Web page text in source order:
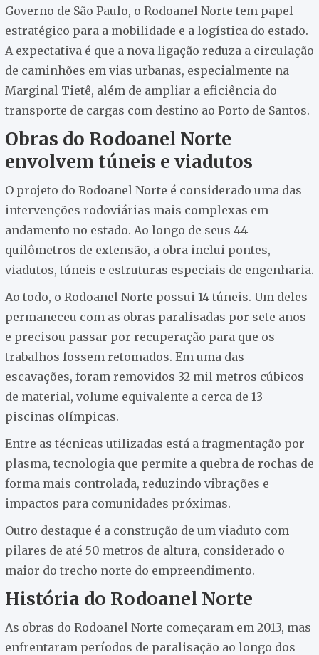
Governo de São Paulo, o Rodoanel Norte tem papel
estratégico para a mobilidade e a logística do estado.
A expectativa é que a nova ligação reduza a circulação
de caminhões em vias urbanas, especialmente na
Marginal Tietê, além de ampliar a eficiência do
transporte de cargas com destino ao Porto de Santos.
Obras do Rodoanel Norte
envolvem túneis e viadutos
O projeto do Rodoanel Norte é considerado uma das
intervenções rodoviárias mais complexas em
andamento no estado. Ao longo de seus 44
quilômetros de extensão, a obra inclui pontes,
viadutos, túneis e estruturas especiais de engenharia.
Ao todo, o Rodoanel Norte possui 14 túneis. Um deles
permaneceu com as obras paralisadas por sete anos
e precisou passar por recuperação para que os
trabalhos fossem retomados. Em uma das
escavações, foram removidos 32 mil metros cúbicos
de material, volume equivalente a cerca de 13
piscinas olímpicas.
Entre as técnicas utilizadas está a fragmentação por
plasma, tecnologia que permite a quebra de rochas de
forma mais controlada, reduzindo vibrações e
impactos para comunidades próximas.
Outro destaque é a construção de um viaduto com
pilares de até 50 metros de altura, considerado o
maior do trecho norte do empreendimento.
História do Rodoanel Norte
As obras do Rodoanel Norte começaram em 2013, mas
enfrentaram períodos de paralisação ao longo dos